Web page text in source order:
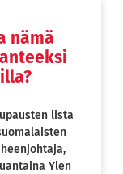
nämä
lista
Ylen